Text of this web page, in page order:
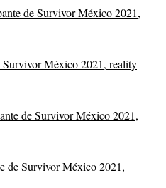
de Survivor México 2021,
Survivor México 2021, reality
de Survivor México 2021,
de Survivor México 2021,